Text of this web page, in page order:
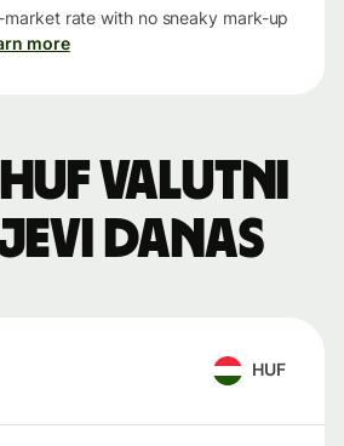
market rate with no sneaky mark-up
more
valutni
danas
HUF